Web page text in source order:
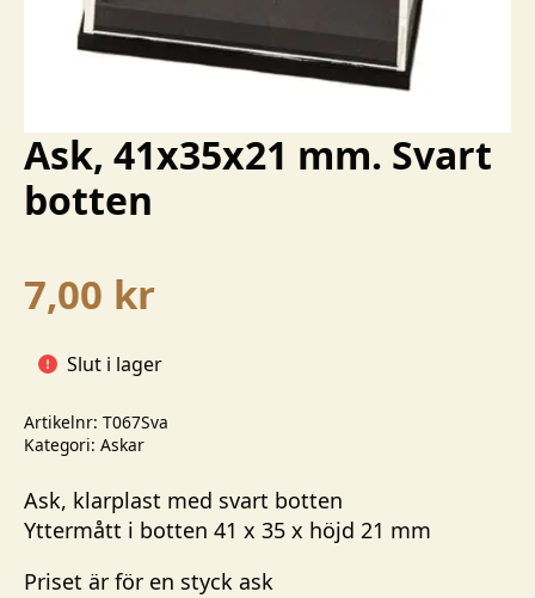
Ask, 41x35x21 mm. Svart
botten
7,00 kr
Slut i lager
Artikelnr: T067Sva
Kategori: Askar
Ask, klarplast med svart botten
Yttermått i botten 41 x 35 x höjd 21 mm
Priset är för en styck ask